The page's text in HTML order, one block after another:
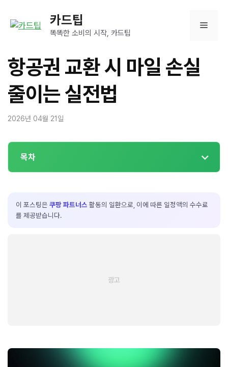
카드팁
똑똑한 소비의 시작, 카드팁
메
항공권 교환 시 마일 손실
줄이는 실전법
2026년 04월 21일
목차
이 포스팅은 쿠팡 파트너스 활동의 일환으로, 이에 따른 일정액의 수수료
를 제공받습니다.